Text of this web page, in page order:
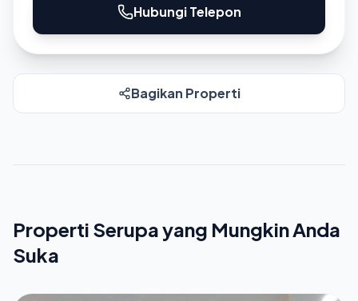
Hubungi Telepon
Bagikan Properti
Properti Serupa yang Mungkin Anda
Suka